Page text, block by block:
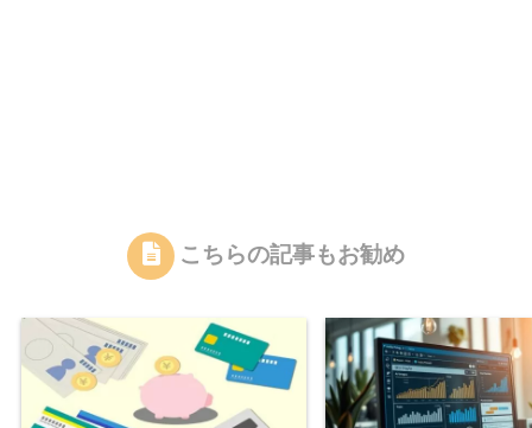
こちらの記事もお勧め